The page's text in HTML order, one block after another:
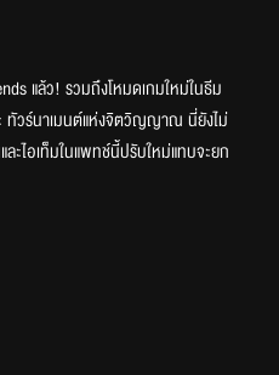
แล้ว! รวมถึงโหมดเกมใหม่ในธีม
ทัวร์นาเมนต์แห่งจิตวิญญาณ นี่ยังไม่
ะไอเท็มในแพทช์นี้ปรับใหม่แทบจะยก